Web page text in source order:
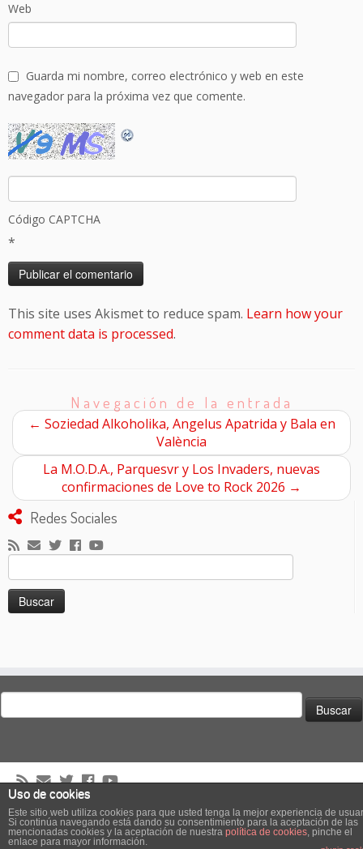
Web
Guarda mi nombre, correo electrónico y web en este
navegador para la próxima vez que comente.
Código CAPTCHA
*
This site uses Akismet to reduce spam. Learn how your
comment data is processed.
Navegación de la entrada
← Soziedad Alkoholika, Angelus Apatrida y Bala en
València
La M.O.D.A., Parquesvr y Los Invaders, nuevas
confirmaciones de Love to Rock 2026 →
Redes Sociales
Buscar:
Buscar:
· © 2026 El Club de los Pilotos Suicidas Creado con
·
Diseñado con elTema Customizr·
Uso de cookies
Este sitio web utiliza cookies para que usted tenga la mejor experiencia de
Si continúa navegando está dando su consentimiento para la aceptación de las
mencionadas cookies y la aceptación de nuestra política de cookies, pinche el
enlace para mayor información.